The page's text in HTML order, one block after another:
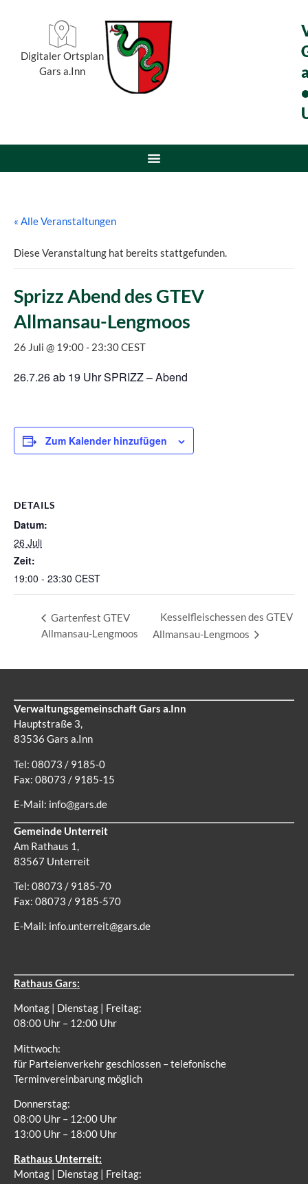
Digitaler Ortsplan
Gars a.Inn
« Alle Veranstaltungen
Diese Veranstaltung hat bereits stattgefunden.
Sprizz Abend des GTEV
Allmansau-Lengmoos
26 Juli @ 19:00- 23:30CEST
26.7.26 ab 19 Uhr SPRIZZ – Abend
Zum Kalender hinzufügen
DETAILS
Datum:
26 Juli
Zeit:
19:00 - 23:30 CEST
Gartenfest GTEV
Allmansau-Lengmoos
Kesselfleischessen des GTEV
Allmansau-Lengmoos
Verwaltungsgemeinschaft Gars a.Inn
Hauptstraße 3,
83536 Gars a.Inn
Tel: 08073 / 9185-0
Fax: 08073 / 9185-15
E-Mail: info@gars.de
Gemeinde Unterreit
Am Rathaus 1,
83567 Unterreit
Tel: 08073 / 9185-70
Fax: 08073 / 9185-570
E-Mail: info.unterreit@gars.de
Rathaus Gars:
Montag | Dienstag | Freitag:
08:00 Uhr – 12:00 Uhr
Mittwoch:
für Parteienverkehr geschlossen – telefonische
Terminvereinbarung möglich
Donnerstag:
08:00 Uhr – 12:00 Uhr
13:00 Uhr – 18:00 Uhr
Rathaus Unterreit:
Montag | Dienstag | Freitag: